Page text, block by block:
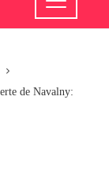
de Navalny: